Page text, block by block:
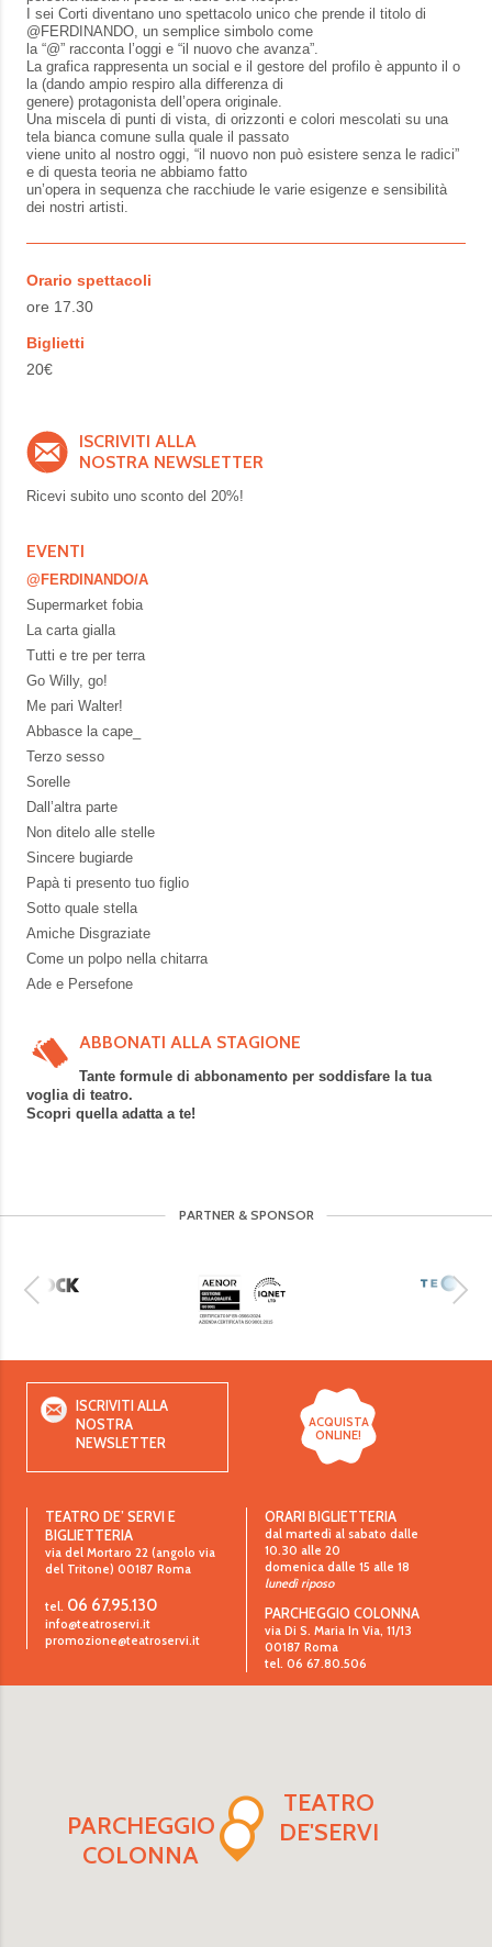
I sei Corti diventano uno spettacolo unico che prende il titolo di
@FERDINANDO, un semplice simbolo come
la “@” racconta l’oggi e “il nuovo che avanza”.
La grafica rappresenta un social e il gestore del profilo è appunto il o
la (dando ampio respiro alla differenza di
genere) protagonista dell’opera originale.
Una miscela di punti di vista, di orizzonti e colori mescolati su una
tela bianca comune sulla quale il passato
viene unito al nostro oggi, “il nuovo non può esistere senza le radici”
e di questa teoria ne abbiamo fatto
un’opera in sequenza che racchiude le varie esigenze e sensibilità
dei nostri artisti.
Orario spettacoli
ore 17.30
Biglietti
20€
ISCRIVITI ALLA
NOSTRA NEWSLETTER
Ricevi subito uno sconto del 20%!
EVENTI
@FERDINANDO/A
Supermarket fobia
La carta gialla
Tutti e tre per terra
Go Willy, go!
Me pari Walter!
Abbasce la cape_
Terzo sesso
Sorelle
Dall’altra parte
Non ditelo alle stelle
Sincere bugiarde
Papà ti presento tuo figlio
Sotto quale stella
Amiche Disgraziate
Come un polpo nella chitarra
Ade e Persefone
ABBONATI ALLA STAGIONE
Tante formule di abbonamento per soddisfare la tua
voglia di teatro.
Scopri quella adatta a te!
PARTNER & SPONSOR
ISCRIVITI ALLA
NOSTRA
NEWSLETTER
ACQUISTA
ONLINE!
TEATRO DE’ SERVI E
BIGLIETTERIA
via del Mortaro 22 (angolo via
del Tritone) 00187 Roma
tel. 06 67.95.130
info@teatroservi.it
promozione@teatroservi.it
ORARI BIGLIETTERIA
dal martedì al sabato dalle
10.30 alle 20
domenica dalle 15 alle 18
lunedì riposo
PARCHEGGIO COLONNA
via Di S. Maria In Via, 11/13
00187 Roma
tel. 06 67.80.506
TEATRO
DE'SERVI
PARCHEGGIO
COLONNA